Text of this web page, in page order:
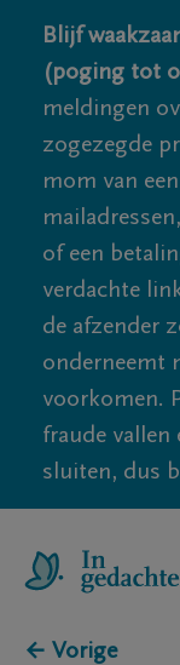
Blijf
(poging tot
meldingen
zogezegde
mom van
of een
verdachte
de afzender
onderneemt
voorkomen.
fraude
sluiten, dus
← Vorige